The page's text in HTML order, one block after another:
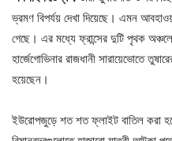
ভ্রমণ বিপর্যয় দেখা দিয়েছে। এমন
গেছে। এর মধ্যে ফ্রান্সের দুটি পৃথক
হার্জেগোভিনার রাজধানী সারায়েভোতে
হয়েছেন।
ইউরোপজুড়ে শত শত ফ্লাইট বাতিল করা